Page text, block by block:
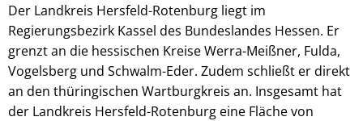
© Stefan Bochenek
Der Landkreis Hersfeld-Rotenburg liegt im
Regierungsbezirk Kassel des Bundeslandes Hessen. Er
grenzt an die hessischen Kreise Werra-Meißner, Fulda,
Vogelsberg und Schwalm-Eder. Zudem schließt er direkt
an den thüringischen Wartburgkreis an. Insgesamt hat
der Landkreis Hersfeld-Rotenburg eine Fläche von